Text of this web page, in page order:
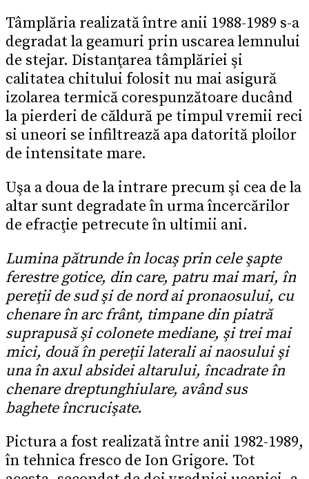
Tâmplăria realizată între anii 1988-1989 s-a
degradat la geamuri prin uscarea lemnului
de stejar. Distanţarea tâmplăriei şi
calitatea chitului folosit nu mai asigură
izolarea termică corespunzătoare ducând
la pierderi de căldură pe timpul vremii reci
si uneori se infiltrează apa datorită ploilor
de intensitate mare.
Uşa a doua de la intrare precum şi cea de la
altar sunt degradate în urma încercărilor
de efracţie petrecute în ultimii ani.
Lumina pătrunde în locaş prin cele şapte
ferestre gotice, din care, patru mai mari, în
pereţii de sud şi de nord ai pronaosului, cu
chenare în arc frânt, timpane din piatră
suprapusă şi colonete mediane, şi trei mai
mici, două în pereţii laterali ai naosului şi
una în axul absidei altarului, încadrate în
chenare dreptunghiulare, având sus
baghete încrucişate.
Pictura a fost realizată între anii 1982-1989,
în tehnica fresco de Ion Grigore. Tot